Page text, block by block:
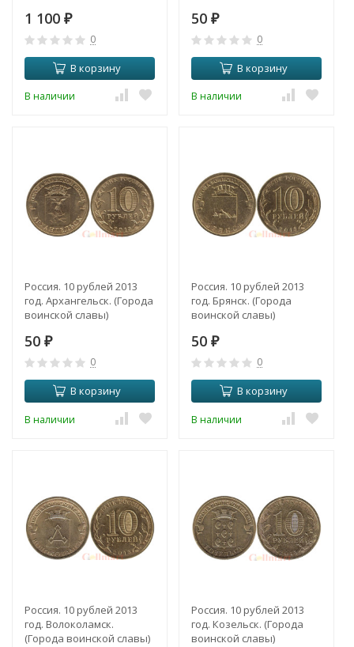
захватчиков.
1 100 ₽
0
В корзину
В наличии
50 ₽
0
В корзину
В наличии
Россия. 10 рублей 2013
год. Архангельск. (Города
воинской славы)
50 ₽
0
В корзину
В наличии
Россия. 10 рублей 2013
год. Брянск. (Города
воинской славы)
50 ₽
0
В корзину
В наличии
Россия. 10 рублей 2013
год. Волоколамск.
(Города воинской славы)
Россия. 10 рублей 2013
год. Козельск. (Города
воинской славы)